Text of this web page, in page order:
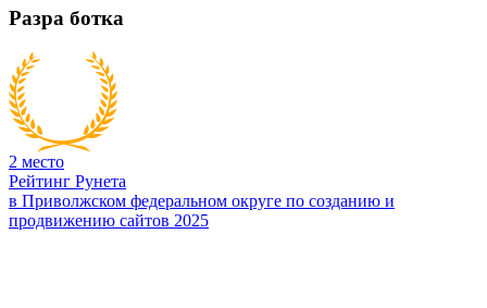
Разра ботка
2 место
Рейтинг Рунета
в Приволжском федеральном округе по созданию и
продвижению сайтов 2025